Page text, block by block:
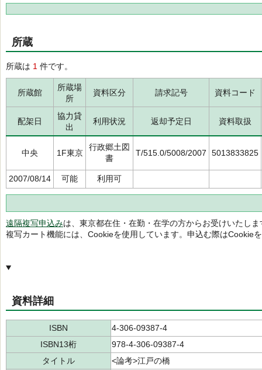
所蔵
所蔵は 1 件です。
所蔵館
所蔵場
所
資料区分 請求記号 資料コード
配架日
協力貸
出
利用状況 返却予定日 資料取扱
中央 1F東京
行政郷土図
書
T/515.0/5008/2007 5013833825
2007/08/14 可能 利用可
遠隔複写申込みは、東京都在住・在勤・在学の方からお受けいたしま
複写カート機能には、Cookieを使用しています。申込む際はCookie
資料詳細
ISBN
4-306-09387-4
ISBN13桁
978-4-306-09387-4
タイトル
<論考>江戸の橋